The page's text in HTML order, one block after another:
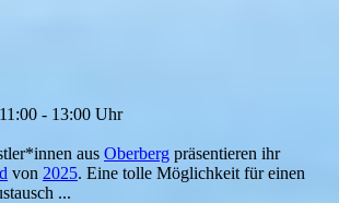
- 13:00 Uhr
aus Oberberg präsentieren ihr
von 2025. Eine tolle Möglichkeit für einen
...